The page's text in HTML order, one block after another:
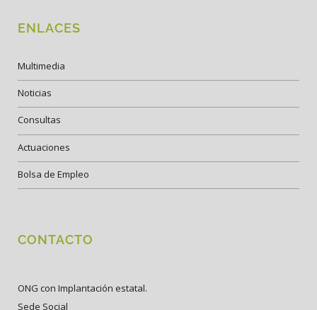
ENLACES
Multimedia
Noticias
Consultas
Actuaciones
Bolsa de Empleo
CONTACTO
ONG con Implantación estatal.
Sede Social